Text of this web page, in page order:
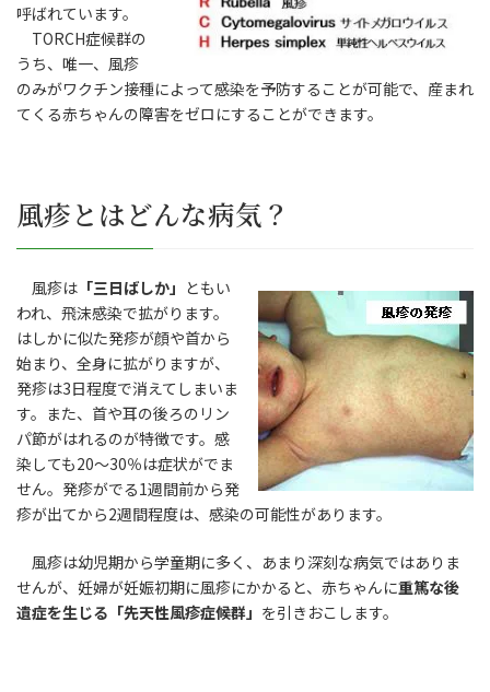
呼ばれています。
TORCH症候群の
うち、唯一、風疹
のみがワクチン接種によって感染を予防することが可能で、産まれ
てくる赤ちゃんの障害をゼロにすることができます。
風疹とはどんな病気？
風疹は 「三日ばしか」 ともい
われ、飛沫感染で拡がります。
はしかに似た発疹が顔や首から
始まり、全身に拡がりますが、
発疹は3日程度で消えてしまいま
す。また、首や耳の後ろのリン
パ節がはれるのが特徴です。感
染しても20～30％は症状がでま
せん。発疹がでる1週間前から発
疹が出てから2週間程度は、感染の可能性があります。
風疹は幼児期から学童期に多く、あまり深刻な病気ではありま
せんが、妊婦が妊娠初期に風疹にかかると、赤ちゃんに重篤な後
遺症を生じる「先天性風疹症候群」 を引きおこします。